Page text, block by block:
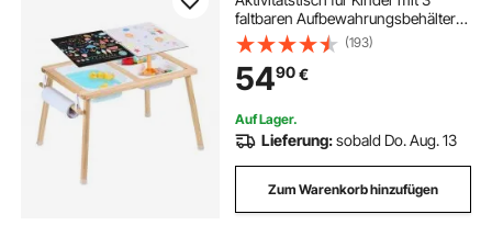
tisch kinde kinder tische
u boot ferngesteuert für kinder
ferngesteuerte boote kinder
faltbaren Aufbewahrungsbehältern
& Papierrollenhalter, Sand- und
Wassertisch sensorischer
Zeichentisch aus Holz, Geschenke
für Kinder
(193)
5490€
Auf Lager.
Lieferung:sobald Do. Aug. 13
Zum Warenkorb hinzufügen